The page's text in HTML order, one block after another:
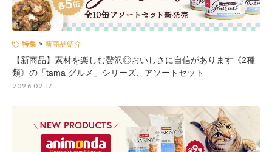
特集 新商品紹介
【新商品】素材を楽しむ贅沢◎おいしさに自信があります《2種
類》の「tama グルメ」シリーズ、アソートセット
2026.02.17